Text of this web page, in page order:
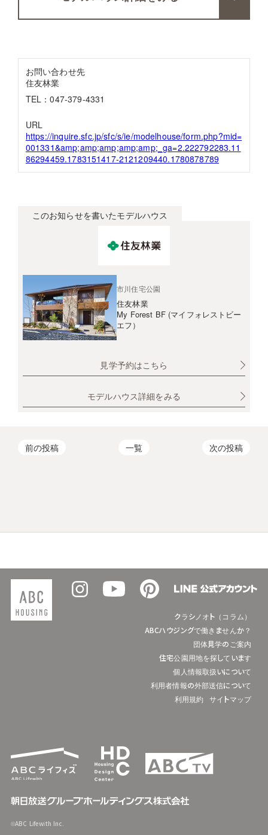
お問い合わせ先
住友林業
TEL：047-379-4331
URL
https://inquire.sfc.jp/sfc/s/ie/modelhouse/form.php?mid=
001331&amp;amp;amp;amp;amp;_ga=2.222792283.11
86294459.1783151417-2121209440.1780878789
このお知らせを書いたモデルハウス
市川住宅公園
住友林業
My Forest BF (マイフォレストビー
エフ）
見学予約はこちら
モデルハウス詳細をみる
前の投稿 一覧 次の投稿
クラシノオト（コラム）
ABCハウジングで働きませんか？
団体見学のご案内
住宅公園用地を探しています
個人情報取扱いについて
利用者情報の外部送信について
利用規約
サイトマップ
©ABC Lifewith Inc.